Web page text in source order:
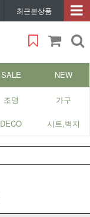
최근본상품
SALE NEW
조명 가구
DECO 시트,벽지